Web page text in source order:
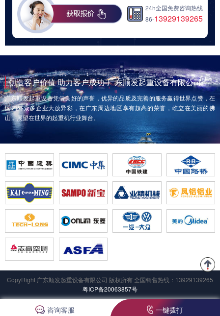
24h全国免费咨询热线
86-13929139265
创造客户价值 助力客户成功-广东顺发起重设备有限公司
广东顺发起重设备凭借良好的声誉，优异的品质及完善的服务赢得世界点赞，在
国内外众多企业大放异彩，在广东周边地区享有超高的荣誉，屹立在美丽的佛
山，展望在世界的起重机行业舞台。
CopyRight 广东顺发起重设备有限公司 版权所有 全国销售热线：13929139265
粤ICP备20063857号
咨询客服 一键拨打